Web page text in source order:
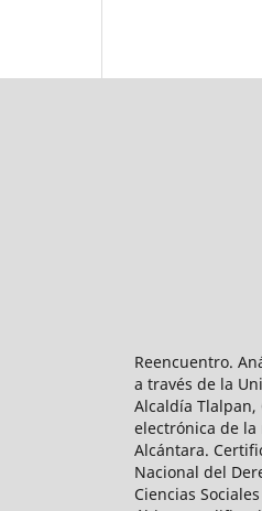
Reencuentro.
a través de la
Alcaldía Tlalpan,
electrónica de la
Alcántara.
Nacional del
Ciencias